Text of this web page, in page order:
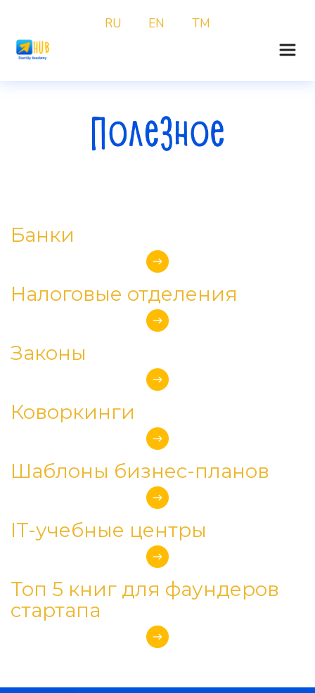
RU EN TM
Банки
Налоговые отделения
Законы
Коворкинги
Шаблоны бизнес-планов
IT-учебные центры
Топ 5 книг для фаундеров
стартапа